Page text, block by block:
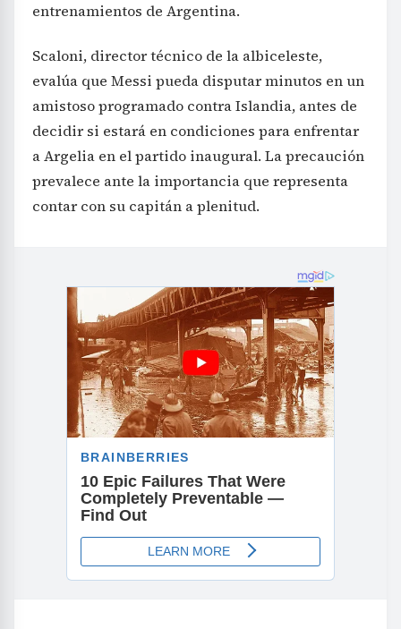
entrenamientos de Argentina.
Scaloni, director técnico de la albiceleste,
evalúa que Messi pueda disputar minutos en un
amistoso programado contra Islandia, antes de
decidir si estará en condiciones para enfrentar
a Argelia en el partido inaugural. La precaución
prevalece ante la importancia que representa
contar con su capitán a plenitud.